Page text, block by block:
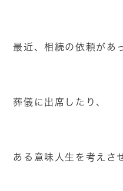
最近、相続の依頼があ
葬儀に出席したり、
ある意味人生を考えさ